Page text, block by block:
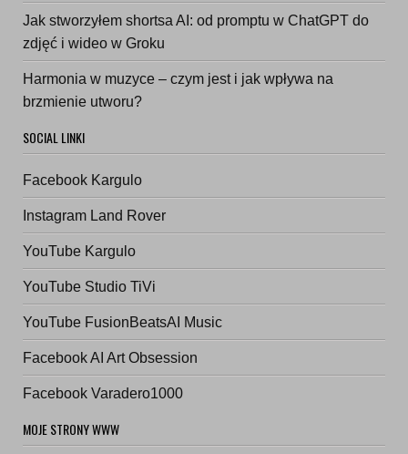
Jak stworzyłem shortsa AI: od promptu w ChatGPT do
zdjęć i wideo w Groku
Harmonia w muzyce – czym jest i jak wpływa na
brzmienie utworu?
SOCIAL LINKI
Facebook Kargulo
Instagram Land Rover
YouTube Kargulo
YouTube Studio TiVi
YouTube FusionBeatsAI Music
Facebook AI Art Obsession
Facebook Varadero1000
MOJE STRONY WWW